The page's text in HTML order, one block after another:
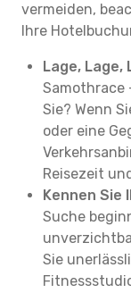
vermeiden,
Ihre
Lage, Lage,
Samothrace
Sie? Wenn
oder eine
Reisezeit
Kennen Sie
Suche
Sie